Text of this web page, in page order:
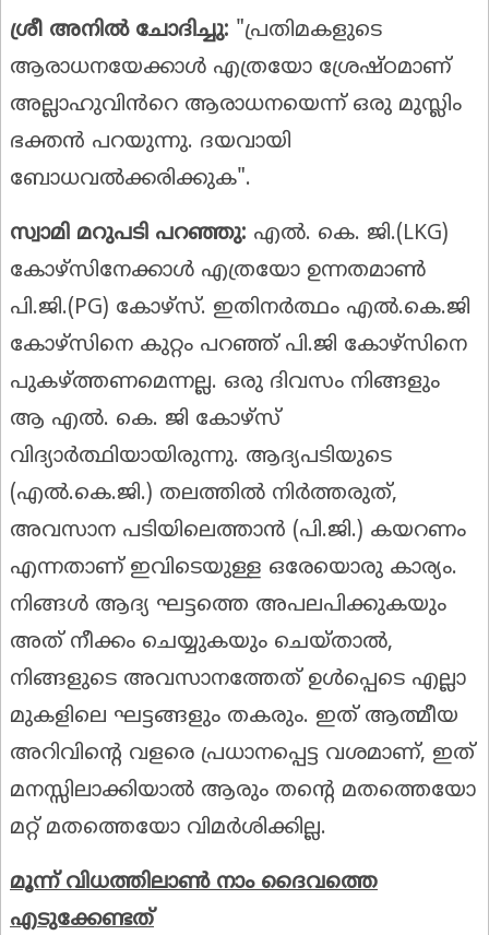
ശ്രീ അനിൽ ചോദിച്ചു: "പ്രതിമകളുടെ
ആരാധനയേക്കാൾ എത്രയോ ശ്രേഷ്ഠമാണ്
അല്ലാഹുവിൻറെ ആരാധനയെന്ന് ഒരു മുസ്ലിം
ഭക്തൻ പറയുന്നു. ദയവായി
ബോധവൽക്കരിക്കുക".
സ്വാമി മറുപടി പറഞ്ഞു: എൽ. കെ. ജി.(LKG)
കോഴ്സിനേക്കാൾ എത്രയോ ഉന്നതമാൺ
പി.ജി.(PG) കോഴ്സ്. ഇതിനർത്ഥം എൽ.കെ.ജി
കോഴ്സിനെ കുറ്റം പറഞ്ഞ് പി.ജി കോഴ്സിനെ
പുകഴ്ത്തണമെന്നല്ല. ഒരു ദിവസം നിങ്ങളും
ആ എൽ. കെ. ജി കോഴ്സ്
വിദ്യാർത്ഥിയായിരുന്നു. ആദ്യപടിയുടെ
(എൽ.കെ.ജി.) തലത്തിൽ നിർത്തരുത്,
അവസാന പടിയിലെത്താൻ (പി.ജി.) കയറണം
എന്നതാണ് ഇവിടെയുള്ള ഒരേയൊരു കാര്യം.
നിങ്ങൾ ആദ്യ ഘട്ടത്തെ അപലപിക്കുകയും
അത് നീക്കം ചെയ്യുകയും ചെയ്താൽ,
നിങ്ങളുടെ അവസാനത്തേത് ഉൾപ്പെടെ എല്ലാ
മുകളിലെ ഘട്ടങ്ങളും തകരും. ഇത് ആത്മീയ
അറിവിന്റെ വളരെ പ്രധാനപ്പെട്ട വശമാണ്, ഇത്
മനസ്സിലാക്കിയാൽ ആരും തന്റെ മതത്തെയോ
മറ്റ് മതത്തെയോ വിമർശിക്കില്ല.
മൂന്ന് വിധത്തിലാൺ നാം ദൈവത്തെ
എടുക്കേണ്ടത്